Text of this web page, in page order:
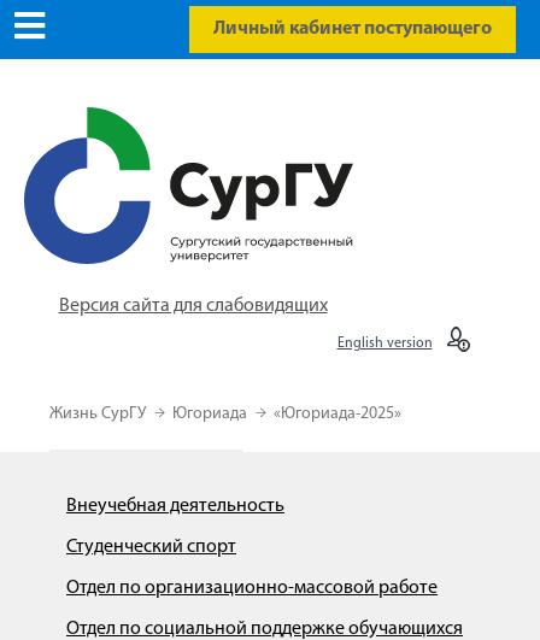
Личный кабинет поступающего
Версия сайта для слабовидящих
English version
Жизнь СурГУ Югориада «Югориада-2025»
Внеучебная деятельность
Студенческий спорт
Отдел по организационно-массовой работе
Отдел по социальной поддержке обучающихся